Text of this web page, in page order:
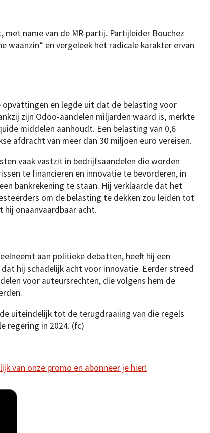
name van de MR-partij. Partijleider Bouchez
waanzin“ en vergeleek het radicale karakter ervan
opvattingen en legde uit dat de belasting voor
zijn Odoo-aandelen miljarden waard is, merkte
middelen aanhoudt. Een belasting van 0,6
afdracht van meer dan 30 miljoen euro vereisen.
vaak vastzit in bedrijfsaandelen die worden
te financieren en innovatie te bevorderen, in
bankrekening te staan. Hij verklaarde dat het
om de belasting te dekken zou leiden tot
hij onaanvaardbaar acht.
aan politieke debatten, heeft hij een
hij schadelijk acht voor innovatie. Eerder streed
voor auteursrechten, die volgens hem de
uiteindelijk tot de terugdraaiing van die regels
regering in 2024. (fc)
van onze promo en abonneer je hier!